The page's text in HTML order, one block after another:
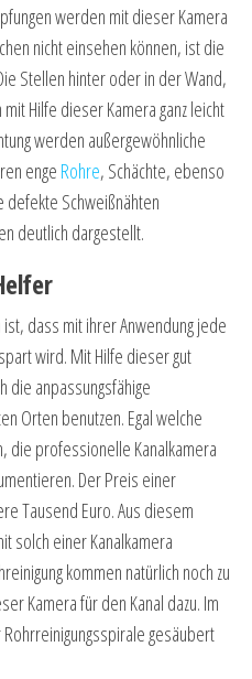
werden mit dieser Kamera
nicht einsehen können, ist die
Stellen hinter oder in der Wand,
Hilfe dieser Kamera ganz leicht
werden außergewöhnliche
enge Rohre, Schächte, ebenso
Schweißnähten
deutlich dargestellt.
dass mit ihrer Anwendung jede
wird. Mit Hilfe dieser gut
die anpassungsfähige
Orten benutzen. Egal welche
die professionelle Kanalkamera
Der Preis einer
Tausend Euro. Aus diesem
solch einer Kanalkamera
kommen natürlich noch zu
Kamera für den Kanal dazu. Im
gesäubert